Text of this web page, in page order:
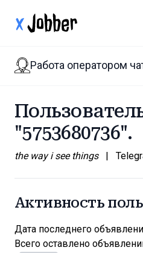
xJobber
Работа оператором
"5753680736".
the way i see things |
Активность
Дата последнего
Всего оставлено